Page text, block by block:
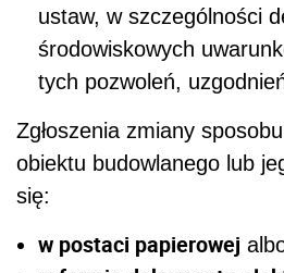
ustaw, w szczególności
środowiskowych
tych pozwoleń,
Zgłoszenia zmiany
obiektu budowlanego lub
się:
w postaci papierowej